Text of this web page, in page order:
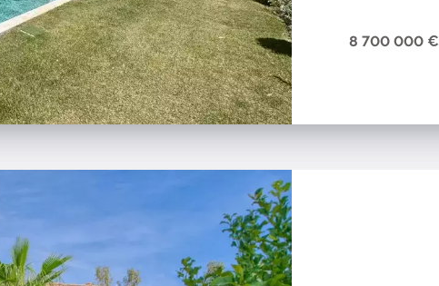
8 700 000 €